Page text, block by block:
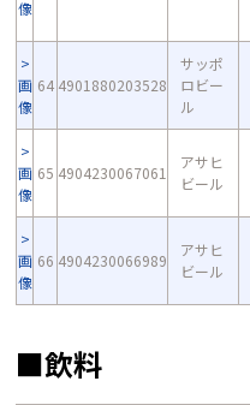
像
画
像
64 4901880203528
サッポ
ロビー
ル
画
像
65 4904230067061
アサヒ
ビール
画
像
66 4904230066989
アサヒ
ビール
■飲料